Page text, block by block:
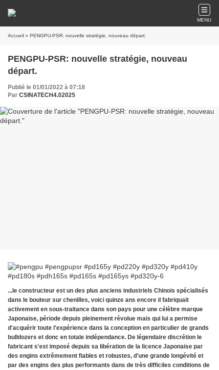
MENU
Accueil » PENGPU-PSR: nouvelle stratégie, nouveau départ.
PENGPU-PSR: nouvelle stratégie, nouveau
départ.
Publié le 01/01/2022 à 07:18
Par CSINATECH4.02025
...le constructeur est un des plus anciens industriels Chinois spécialisés
dans le bouteur sur chenilles, voici quinze ans encore il fabriquait
activement en sous-traitance dans son pays pour une célèbre marque
Japonaise, période depuis pleinement révolue mais qui lui a permise
d'acquérir toute l'expérience dans la conception en particulier de grands
bulldozers et donc en totale indépendance. De légendaire discrétion le
fabricant s'est imposé depuis sa libération de la licence Japonaise par
des engins extrêmement fiables et robustes, d'une grande longévité et
par des engins des plus performants dans de très difficiles conditions de